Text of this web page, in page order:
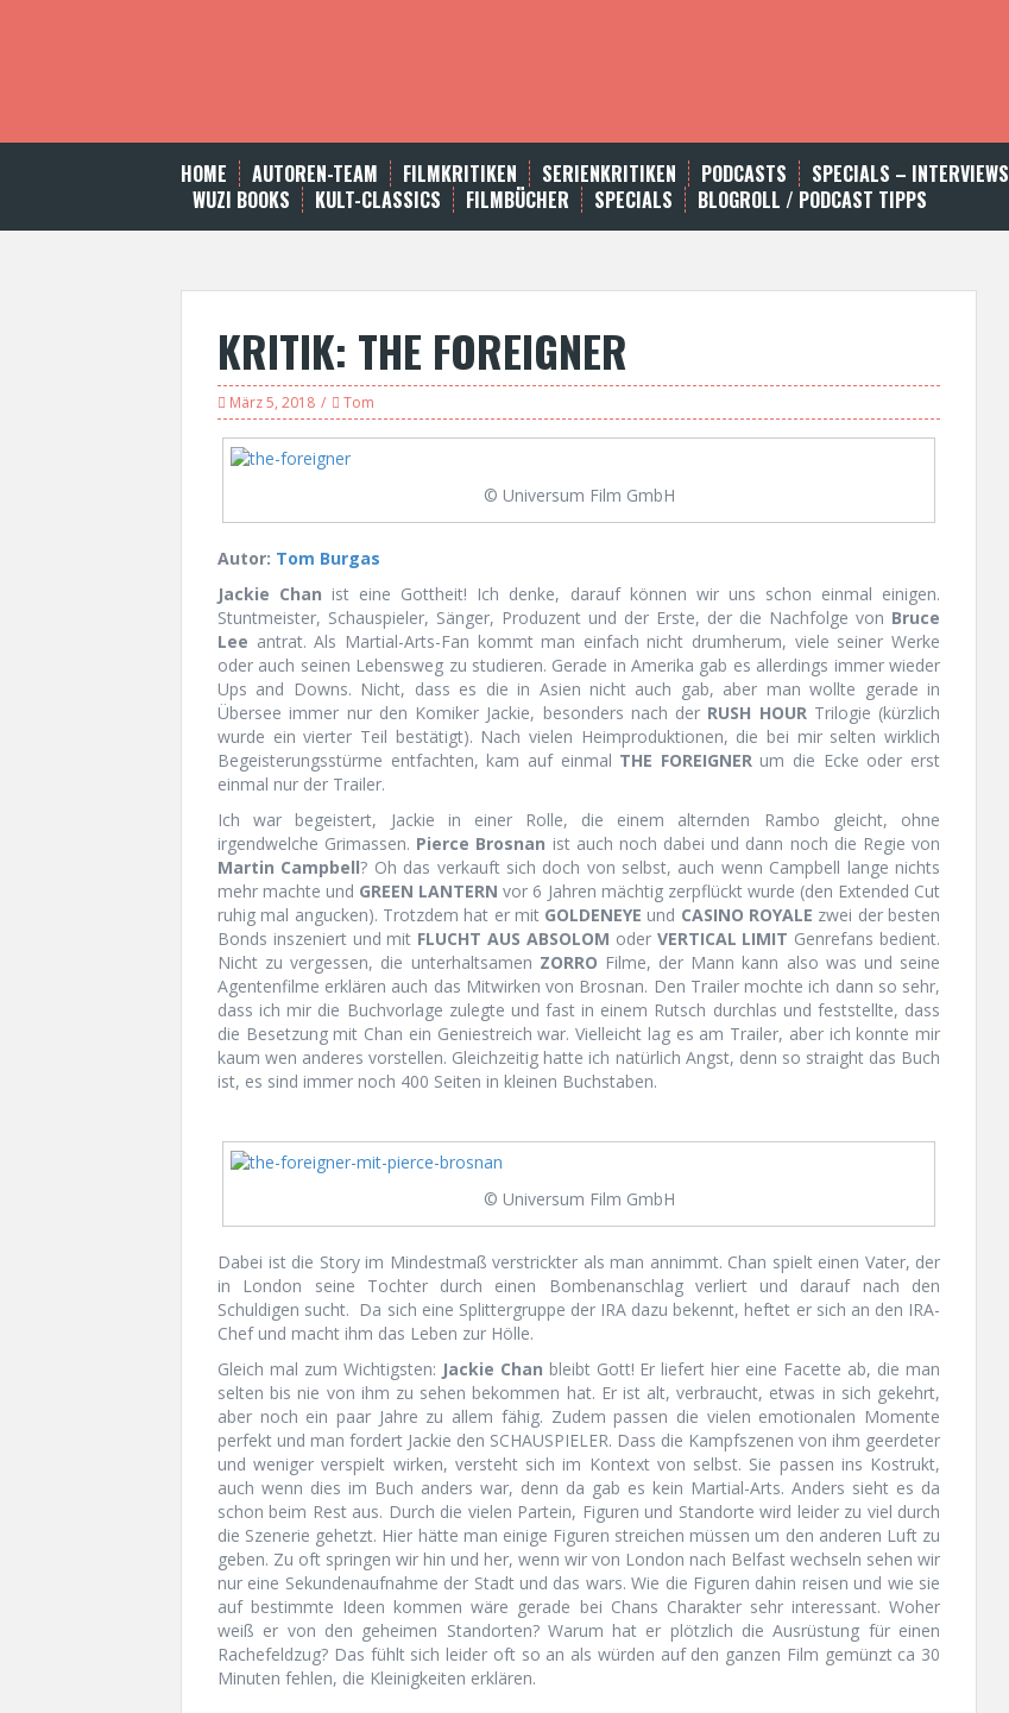
t
HOME AUTOREN-TEAM FILMKRITIKEN SERIENKRITIKEN PODCASTS SPECIALS – INTERVIEWS
WUZI BOOKS
KULT-CLASSICS FILMBÜCHER SPECIALS BLOGROLL / PODCAST TIPPS
KRITIK: THE FOREIGNER
März 5, 2018 Tom
© Universum Film GmbH
Autor: Tom Burgas
Jackie Chan ist eine Gottheit! Ich denke, darauf können wir uns schon einmal einigen.
Stuntmeister, Schauspieler, Sänger, Produzent und der Erste, der die Nachfolge von Bruce
Lee antrat. Als Martial-Arts-Fan kommt man einfach nicht drumherum, viele seiner Werke
oder auch seinen Lebensweg zu studieren. Gerade in Amerika gab es allerdings immer wieder
Ups and Downs. Nicht, dass es die in Asien nicht auch gab, aber man wollte gerade in
Übersee immer nur den Komiker Jackie, besonders nach der RUSH HOUR Trilogie (kürzlich
wurde ein vierter Teil bestätigt). Nach vielen Heimproduktionen, die bei mir selten wirklich
Begeisterungsstürme entfachten, kam auf einmal THE FOREIGNER um die Ecke oder erst
einmal nur der Trailer.
Ich war begeistert, Jackie in einer Rolle, die einem alternden Rambo gleicht, ohne
irgendwelche Grimassen. Pierce Brosnan ist auch noch dabei und dann noch die Regie von
Martin Campbell? Oh das verkauft sich doch von selbst, auch wenn Campbell lange nichts
mehr machte und GREEN LANTERN vor 6 Jahren mächtig zerpflückt wurde (den Extended Cut
ruhig mal angucken). Trotzdem hat er mit GOLDENEYE und CASINO ROYALE zwei der besten
Bonds inszeniert und mit FLUCHT AUS ABSOLOM oder VERTICAL LIMIT Genrefans bedient.
Nicht zu vergessen, die unterhaltsamen ZORRO Filme, der Mann kann also was und seine
Agentenfilme erklären auch das Mitwirken von Brosnan. Den Trailer mochte ich dann so sehr,
dass ich mir die Buchvorlage zulegte und fast in einem Rutsch durchlas und feststellte, dass
die Besetzung mit Chan ein Geniestreich war. Vielleicht lag es am Trailer, aber ich konnte mir
kaum wen anderes vorstellen. Gleichzeitig hatte ich natürlich Angst, denn so straight das Buch
ist, es sind immer noch 400 Seiten in kleinen Buchstaben.
© Universum Film GmbH
Dabei ist die Story im Mindestmaß verstrickter als man annimmt. Chan spielt einen Vater, der
in London seine Tochter durch einen Bombenanschlag verliert und darauf nach den
Schuldigen sucht. Da sich eine Splittergruppe der IRA dazu bekennt, heftet er sich an den IRA-
Chef und macht ihm das Leben zur Hölle.
Gleich mal zum Wichtigsten: Jackie Chan bleibt Gott! Er liefert hier eine Facette ab, die man
selten bis nie von ihm zu sehen bekommen hat. Er ist alt, verbraucht, etwas in sich gekehrt,
aber noch ein paar Jahre zu allem fähig. Zudem passen die vielen emotionalen Momente
perfekt und man fordert Jackie den SCHAUSPIELER. Dass die Kampfszenen von ihm geerdeter
und weniger verspielt wirken, versteht sich im Kontext von selbst. Sie passen ins Kostrukt,
auch wenn dies im Buch anders war, denn da gab es kein Martial-Arts. Anders sieht es da
schon beim Rest aus. Durch die vielen Partein, Figuren und Standorte wird leider zu viel durch
die Szenerie gehetzt. Hier hätte man einige Figuren streichen müssen um den anderen Luft zu
geben. Zu oft springen wir hin und her, wenn wir von London nach Belfast wechseln sehen wir
nur eine Sekundenaufnahme der Stadt und das wars. Wie die Figuren dahin reisen und wie sie
auf bestimmte Ideen kommen wäre gerade bei Chans Charakter sehr interessant. Woher
weiß er von den geheimen Standorten? Warum hat er plötzlich die Ausrüstung für einen
Rachefeldzug? Das fühlt sich leider oft so an als würden auf den ganzen Film gemünzt ca 30
Minuten fehlen, die Kleinigkeiten erklären.